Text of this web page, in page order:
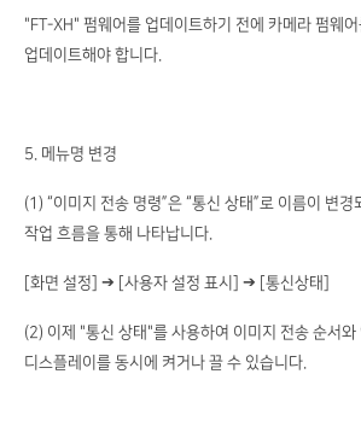
"FT-XH" 펌웨어를 업데이트하기 전에 카메라 펌웨
업데이트해야 합니다.
5. 메뉴명 변경
(1) “이미지 전송 명령”은 “통신 상태”로 이름이 변
작업 흐름을 통해 나타납니다.
[화면 설정] ➔ [사용자 설정 표시] ➔ [통신상태]
(2) 이제 "통신 상태"를 사용하여 이미지 전송 순서와
디스플레이를 동시에 켜거나 끌 수 있습니다.